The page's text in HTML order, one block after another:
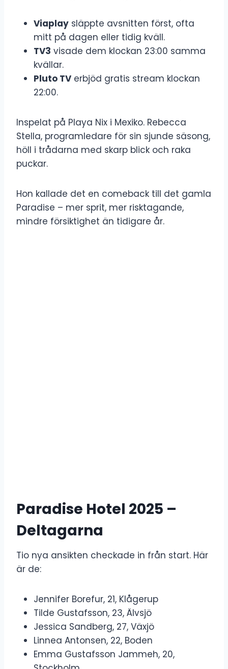
Viaplay släppte avsnitten först, ofta
mitt på dagen eller tidig kväll.
TV3 visade dem klockan 23:00 samma
kvällar.
Pluto TV erbjöd gratis stream klockan
22:00.
Inspelat på Playa Nix i Mexiko. Rebecca
Stella, programledare för sin sjunde säsong,
höll i trådarna med skarp blick och raka
puckar.
Hon kallade det en comeback till det gamla
Paradise – mer sprit, mer risktagande,
mindre försiktighet än tidigare år.
Paradise Hotel 2025 –
Deltagarna
Tio nya ansikten checkade in från start. Här
är de:
Jennifer Borefur, 21, Klågerup
Tilde Gustafsson, 23, Älvsjö
Jessica Sandberg, 27, Växjö
Linnea Antonsen, 22, Boden
Emma Gustafsson Jammeh, 20,